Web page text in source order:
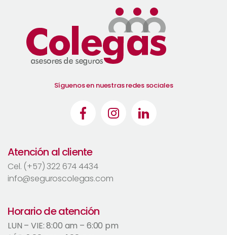
Síguenos en nuestras redes sociales
Atención al cliente
Cel. (+57) 322 674 4434
info@seguroscolegas.com
Horario de atención
LUN – VIE: 8:00 am – 6:00 pm